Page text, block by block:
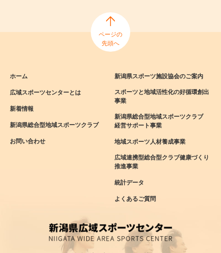
ページの
先頭へ
ホーム
広域スポーツセンターとは
新着情報
新潟県総合型地域スポーツクラブ
お問い合わせ
新潟県スポーツ施設協会のご案内
スポーツと地域活性化の好循環創出
事業
新潟県総合型地域スポーツクラブ
経営サポート事業
地域スポーツ人材養成事業
広域連携型総合型クラブ健康づくり
推進事業
統計データ
よくあるご質問